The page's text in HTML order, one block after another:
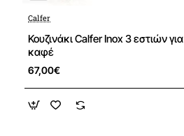
Calfer
Κουζινάκι Calfer Inox 3 εστιών για
καφέ
67,00€